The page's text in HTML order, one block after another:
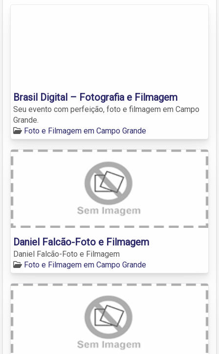
Brasil Digital – Fotografia e Filmagem
Seu evento com perfeição, foto e filmagem em Campo
Grande.
Foto e Filmagem em Campo Grande
Daniel Falcão-Foto e Filmagem
Daniel Falcão-Foto e Filmagem
Foto e Filmagem em Campo Grande